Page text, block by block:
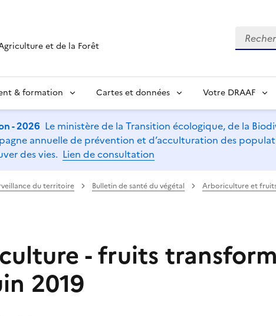
et de la Forêt
Recherche
& formation Cartes et données Votre DRAAF
- 2026 Le ministère de la Transition écologique, de la
annuelle de prévention et d’acculturation des
des vies. Lien de consultation
du territoire Bulletin de santé du végétal Arboriculture et
- fruits
2019